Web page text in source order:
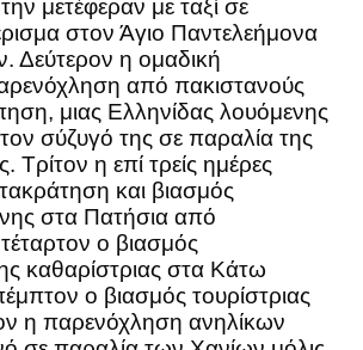
μετέφεραν με ταξί σε
στον Άγιο Παντελεήμονα
Δεύτερον η ομαδική
από πακιστανούς
μιας Ελληνίδας λουόμενης
σύζυγό της σε παραλία της
Τρίτον η επί τρείς ημέρες
και βιασμός
στα Πατήσια από
ο βιασμός
καθαρίστριας στα Κάτω
ο βιασμός τουρίστριας
η παρενόχληση ανηλίκων